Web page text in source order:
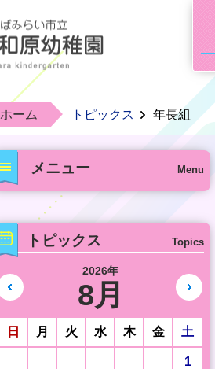
ホーム トピックス 年長組
メニュー Menu
トピックス Topics
2026年
8月
日 月 火 水 木 金 土
1
前の月へ